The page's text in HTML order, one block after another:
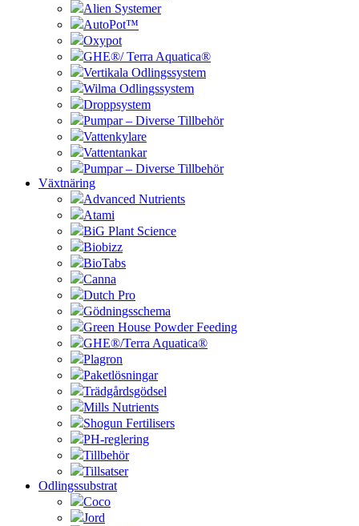
Alien Systemer
AutoPot™
Oxypot
GHE®/ Terra Aquatica®
Vertikala Odlingssystem
Wilma Odlingssystem
Droppsystem
Pumpar – Diverse Tillbehör
Vattenkylare
Vattentankar
Pumpar – Diverse Tillbehör
Växtnäring
Advanced Nutrients
Atami
BiG Plant Science
Biobizz
BioTabs
Canna
Dutch Pro
Gödningsschema
Green House Powder Feeding
GHE®/Terra Aquatica®
Plagron
Paketlösningar
Trädgårdsgödsel
Mills Nutrients
Shogun Fertilisers
PH-reglering
Tillbehör
Tillsatser
Odlingssubstrat
Coco
Jord